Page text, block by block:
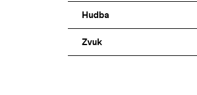
Hudba
Zvuk